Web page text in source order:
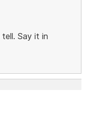
Say it in